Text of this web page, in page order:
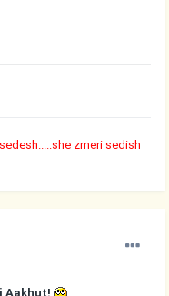
zmeri sedish
Aakhut!